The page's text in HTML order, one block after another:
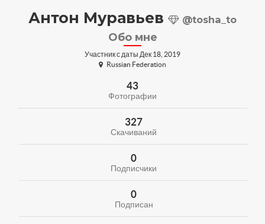
Антон Муравьев @tosha_to
Обо мне
Участник с даты Дек 18, 2019
Russian Federation
43
Фотографии
327
Скачиваний
0
Подписчики
0
Подписан